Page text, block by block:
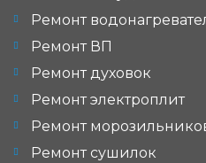
Ремонт
Ремонт ВП
Ремонт духовок
Ремонт электроплит
Ремонт
Ремонт сушилок